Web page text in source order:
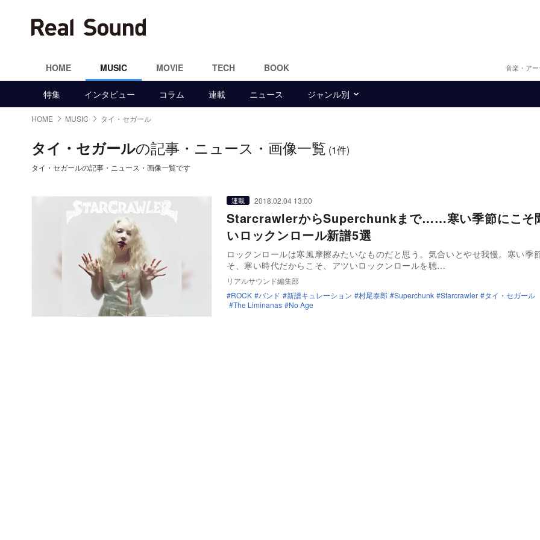
HOME MUSIC MOVIE TECH BOOK 音楽・ア
特集 インタビュー コラム 連載 ニュース ジャンル別
HOME MUSIC タイ・セガール
タイ・セガールの記事・ニュース・画像一覧 (1件)
タイ・セガールの記事・ニュース・画像一覧です
連載 2018.02.04 13:00
StarcrawlerからSuperchunkまで……寒い季節にこそ
いロックンロール新譜5選
ロックンロールは寒風摩擦みたいなものだと思う。気合いとやせ我慢。寒い季
そ、寒い時代だからこそ、アツいロックンロールを聴…
リアルサウンド編集部
ROCK
バンド 新譜キュレーション 村尾泰郎 Superchunk Starcrawler
タイ・セガール
The Liminanas
No Age